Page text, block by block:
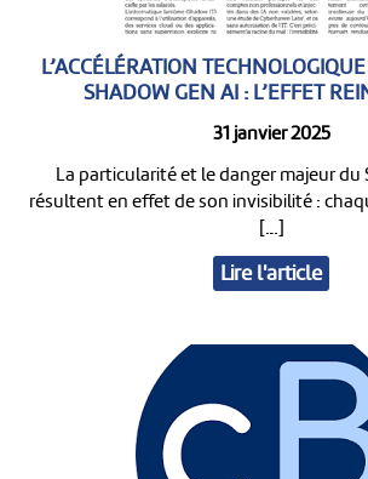
L’ACCÉLÉRATION
SHADOW GEN AI : L’EFFET
31 janvier 2025
La particularité et le danger majeur du
résultent en effet de son invisibilité :
[…]
Lire l'article